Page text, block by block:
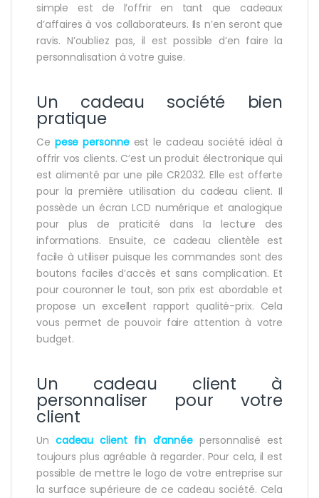
simple est de l’offrir en tant que cadeaux
d’affaires à vos collaborateurs. Ils n’en seront que
ravis. N’oubliez pas, il est possible d’en faire la
personnalisation à votre guise.
Un cadeau société bien
pratique
Ce pese personneest le cadeau société idéal à
offrir vos clients. C’est un produit électronique qui
est alimenté par une pile CR2032. Elle est offerte
pour la première utilisation du cadeau client. Il
possède un écran LCD numérique et analogique
pour plus de praticité dans la lecture des
informations. Ensuite, ce cadeau clientèle est
facile à utiliser puisque les commandes sont des
boutons faciles d’accès et sans complication. Et
pour couronner le tout, son prix est abordable et
propose un excellent rapport qualité-prix. Cela
vous permet de pouvoir faire attention à votre
budget.
Un cadeau client à
personnaliser pour votre
client
Un cadeau client fin d’annéepersonnalisé est
toujours plus agréable à regarder. Pour cela, il est
possible de mettre le logo de votre entreprise sur
la surface supérieure de ce cadeau société. Cela